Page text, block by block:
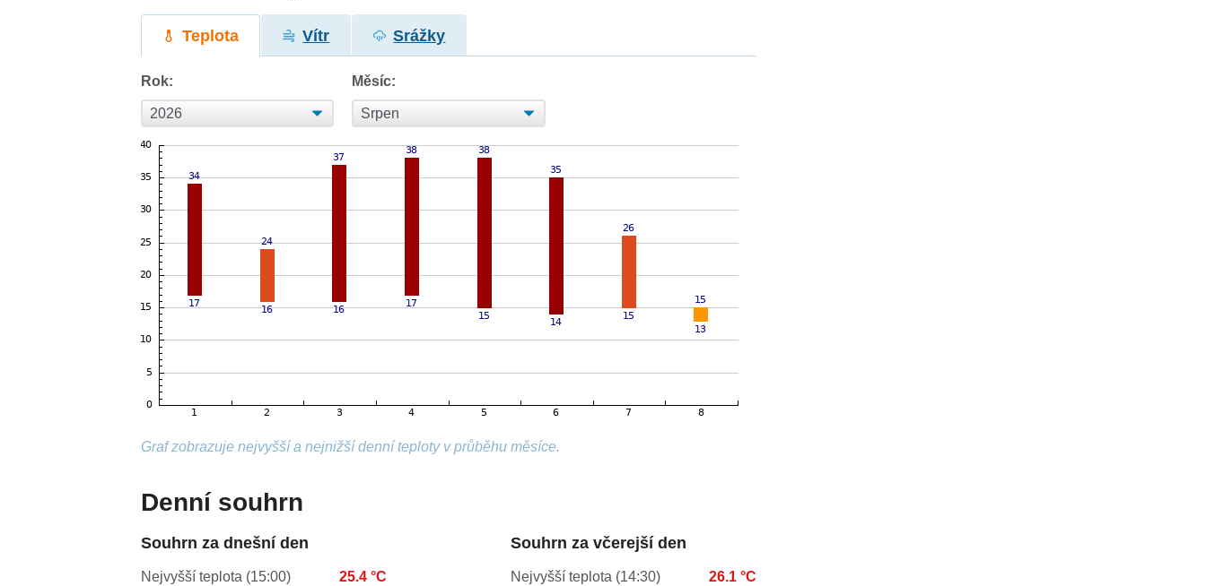
Teplota Vítr Srážky
Rok: Měsíc:
Graf zobrazuje nejvyšší a nejnižší denní teploty v průběhu měsíce.
Denní souhrn
Souhrn za dnešní den
Nejvyšší teplota (15:00) 25.4 °C
Souhrn za včerejší den
Nejvyšší teplota (14:30) 26.1 °C